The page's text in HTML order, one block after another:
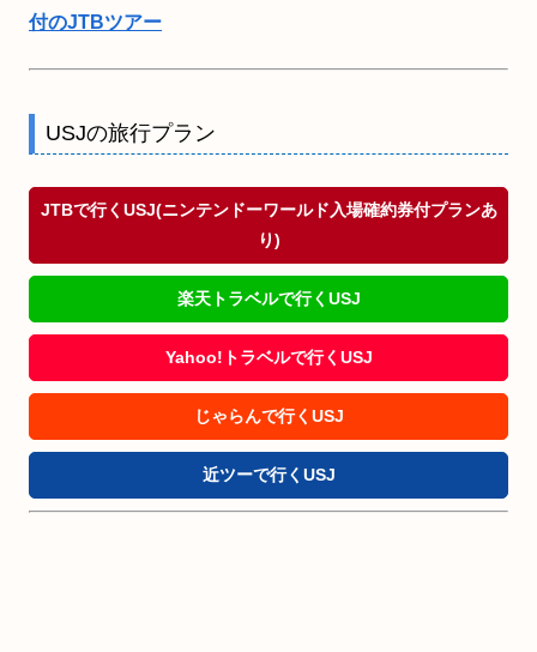
付のJTBツアー
USJの旅行プラン
JTBで行くUSJ(ニンテンドーワールド入場確約券付プランあ
り)
楽天トラベルで行くUSJ
Yahoo!トラベルで行くUSJ
じゃらんで行くUSJ
近ツーで行くUSJ